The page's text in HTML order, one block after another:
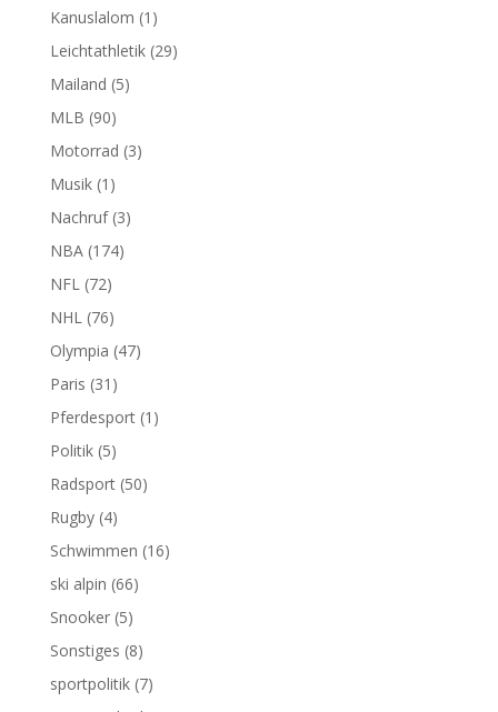
Kanuslalom (1)
Leichtathletik(29)
Mailand (5)
MLB (90)
Motorrad (3)
Musik(1)
Nachruf(3)
NBA(174)
NFL(72)
NHL(76)
Olympia (47)
Paris (31)
Pferdesport(1)
Politik(5)
Radsport(50)
Rugby(4)
Schwimmen (16)
ski alpin (66)
Snooker(5)
Sonstiges (8)
sportpolitik(7)